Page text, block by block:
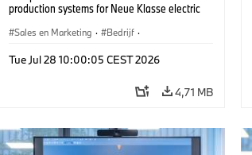
production systems for Neue Klasse electric
Sales en Marketing · Bedrijf ·
Tue Jul 28 10:00:05 CEST 2026
4,71 MB